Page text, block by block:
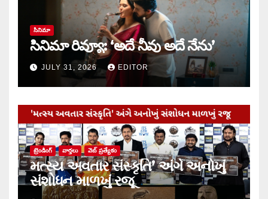
సినిమా
సినిమా రివ్యూ: ‘అదే నీవు అదే నేను’
JULY 31, 2026 EDITOR
ట్రెండింగ్ వార్త‌లు వెబ్ ప్రత్యేకం
મત્સ્ય અવતાર સંસ્કૃતિ’ અંગે અનોખું
સંશોધન માળખું રજૂ